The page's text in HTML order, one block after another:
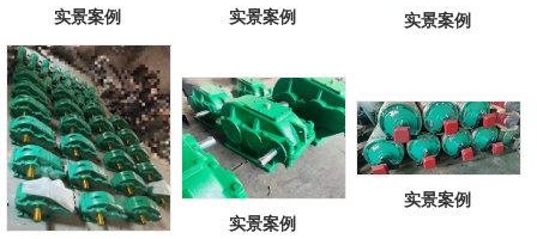
实景案例 实景案例 实景案例
实景案例
实景案例